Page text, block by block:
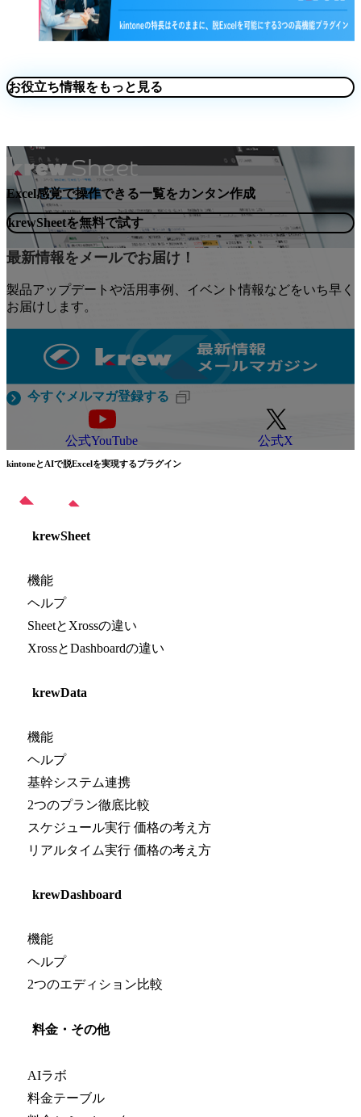
お役立ち情報をもっと見る
Excel感覚で操作できる一覧をカンタン作成
krewSheetを無料で試す
最新情報をメールでお届け！
製品アップデートや活用事例、イベント情報などをいち早く
お届けします。
今すぐメルマガ登録する
公式YouTube 公式X
kintoneとAIで脱Excelを実現するプラグイン
krewSheet
機能
ヘルプ
SheetとXrossの違い
XrossとDashboardの違い
krewData
機能
ヘルプ
基幹システム連携
2つのプラン徹底比較
スケジュール実行 価格の考え方
リアルタイム実行 価格の考え方
krewDashboard
機能
ヘルプ
2つのエディション比較
料金・その他
AIラボ
料金テーブル